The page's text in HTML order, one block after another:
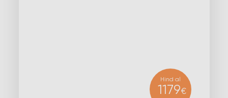
Hind al
1179€